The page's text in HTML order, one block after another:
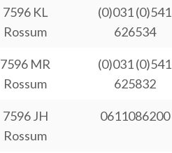
7596 KL
Rossum
(0)031 (0)541
626534
7596 MR
Rossum
(0)031 (0)541
625832
7596 JH
Rossum
0611086200